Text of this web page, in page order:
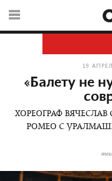
19
«Балету не
ХОРЕОГРАФ
РОМЕО С